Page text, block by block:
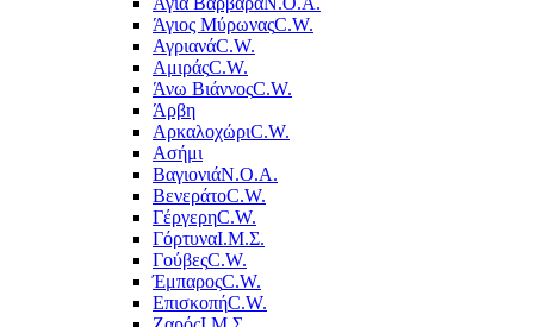
Άγιος ΜύρωναςC.W.
ΑγριανάC.W.
ΑμιράςC.W.
Άνω ΒιάννοςC.W.
Άρβη
ΑρκαλοχώριC.W.
Ασήμι
ΒαγιονιάΝ.Ο.Α.
ΒενεράτοC.W.
ΓέργερηC.W.
ΓόρτυναΙ.Μ.Σ.
ΓούβεςC.W.
ΈμπαροςC.W.
ΕπισκοπήC.W.